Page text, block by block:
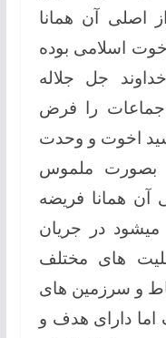
اصلی آن همانا
اسلامی بوده
جل جلاله
جماعات را فرض
اخوت و وحدت
بصورت ملموس
همانا فریضه
در جریان
های مختلف
و سرزمین های
اما دارای هدف و